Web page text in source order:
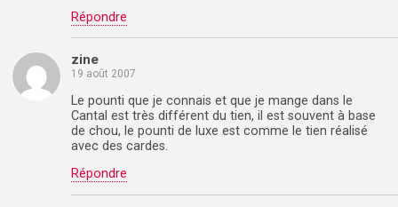
Répondre
zine
19 août 2007
Le pounti que je connais et que je mange dans le
Cantal est très différent du tien, il est souvent à base
de chou, le pounti de luxe est comme le tien réalisé
avec des cardes.
Répondre